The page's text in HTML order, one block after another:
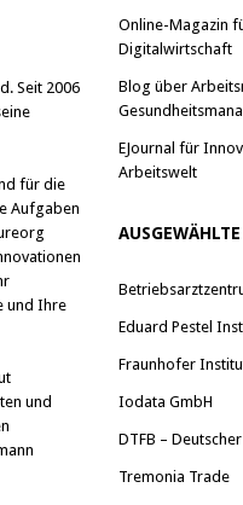
Seit 2006
für die
Aufgaben
und Ihre
und
Online-Magazin
Digitalwirtschaft
Blog über
EJournal für
Arbeitswelt
AUSGEWÄHLTE
Eduard Pestel
Fraunhofer
Iodata GmbH
DTFB –
Tremonia Trade